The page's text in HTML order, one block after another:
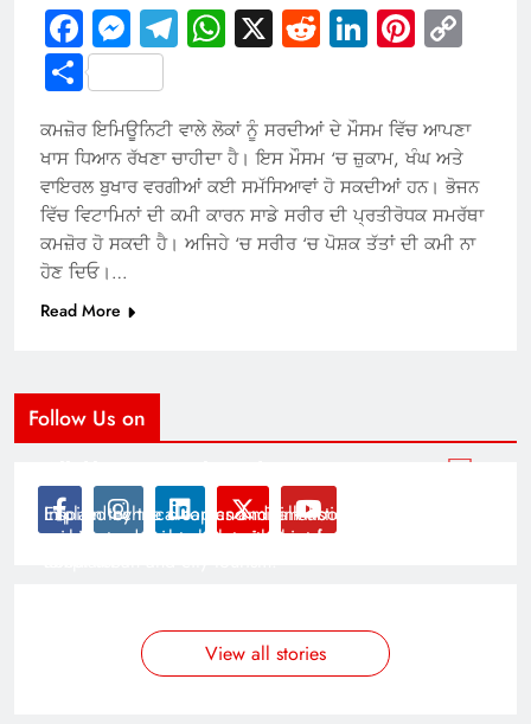
Facebook
Messenger
Telegram
WhatsApp
X RedditLinkedIn
Share
ਕਮਜ਼ੋਰ ਇਮਿਊਨਿਟੀ ਵਾਲੇ ਲੋਕਾਂ ਨੂੰ ਸਰਦੀਆਂ ਦੇ ਮੌਸਮ ਵਿੱਚ ਆਪਣਾ
ਖਾਸ ਧਿਆਨ ਰੱਖਣਾ ਚਾਹੀਦਾ ਹੈ। ਇਸ ਮੌਸਮ ‘ਚ ਜ਼ੁਕਾਮ, ਖੰਘ ਅਤੇ
ਵਾਇਰਲ ਬੁਖਾਰ ਵਰਗੀਆਂ ਕਈ ਸਮੱਸਿਆਵਾਂ ਹੋ ਸਕਦੀਆਂ ਹਨ। ਭੋਜਨ
ਵਿੱਚ ਵਿਟਾਮਿਨਾਂ ਦੀ ਕਮੀ ਕਾਰਨ ਸਾਡੇ ਸਰੀਰ ਦੀ ਪ੍ਰਤੀਰੋਧਕ ਸਮਰੱਥਾ
ਕਮਜ਼ੋਰ ਹੋ ਸਕਦੀ ਹੈ। ਅਜਿਹੇ ‘ਚ ਸਰੀਰ ‘ਚ ਪੋਸ਼ਕ ਤੱਤਾਂ ਦੀ ਕਮੀ ਨਾ
ਹੋਣ ਦਿਓ।…
Read More
Follow Us on
Inspired by the clean and minimalistic look of modern
architecture, this template is great for creating stories
Explain technical topics and talk about the latest in
science and technology with this clean and futuristic
View all stories